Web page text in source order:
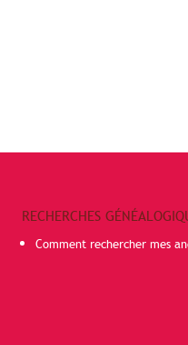
RECHERCHES
Comment rechercher mes